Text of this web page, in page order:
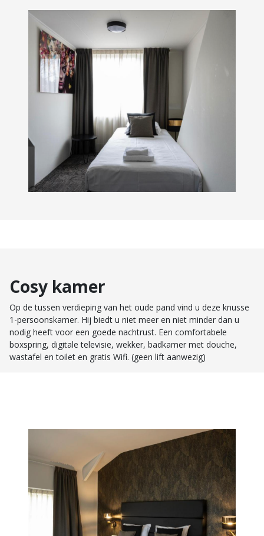
Cosy kamer
Op de tussen verdieping van het oude pand vind u deze knusse
1-persoonskamer. Hij biedt u niet meer en niet minder dan u
nodig heeft voor een goede nachtrust. Een comfortabele
boxspring, digitale televisie, wekker, badkamer met douche,
wastafel en toilet en gratis Wifi. (geen lift aanwezig)